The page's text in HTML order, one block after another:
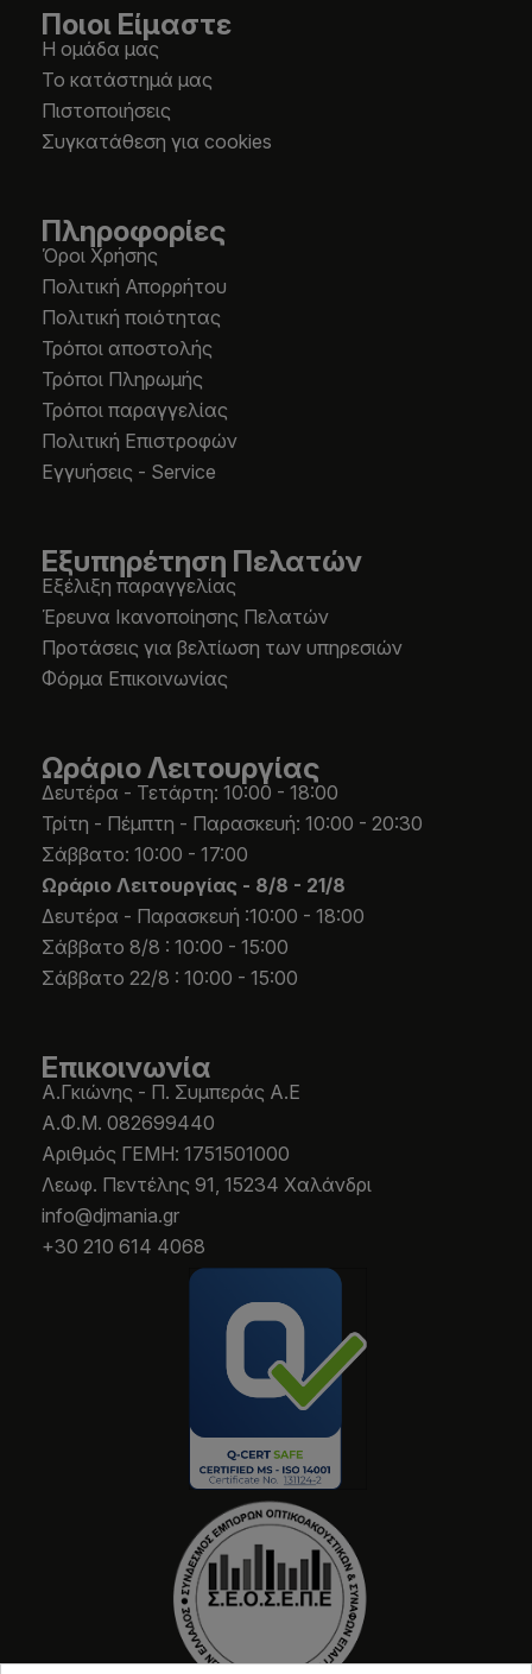
Ποιοι Είμαστε
Η ομάδα μας
Το κατάστημά μας
Πιστοποιήσεις
Συγκατάθεση για cookies
Πληροφορίες
Όροι Χρήσης
Πολιτική Απορρήτου
Πολιτική ποιότητας
Τρόποι αποστολής
Τρόποι Πληρωμής
Τρόποι παραγγελίας
Πολιτική Επιστροφών
Εγγυήσεις - Service
Εξυπηρέτηση Πελατών
Εξέλιξη παραγγελίας
Έρευνα Ικανοποίησης Πελατών
Προτάσεις για βελτίωση των υπηρεσιών
Φόρμα Επικοινωνίας
Ωράριο Λειτουργίας
Δευτέρα - Τετάρτη: 10:00 - 18:00
Τρίτη - Πέμπτη - Παρασκευή: 10:00 - 20:30
Σάββατο: 10:00 - 17:00
Ωράριο Λειτουργίας - 8/8 - 21/8
Δευτέρα - Παρασκευή :10:00 - 18:00
Σάββατο 8/8 : 10:00 - 15:00
Σάββατο 22/8 : 10:00 - 15:00
Επικοινωνία
Α.Γκιώνης - Π. Συμπεράς Α.Ε
Α.Φ.Μ. 082699440
Aριθμός ΓΕΜΗ: 1751501000
Λεωφ. Πεντέλης 91, 15234 Χαλάνδρι
info@djmania.gr
+30 210 614 4068